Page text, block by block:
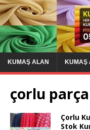
KUMAŞ ALAN KUMAŞ
çorlu
Çorlu
Stok